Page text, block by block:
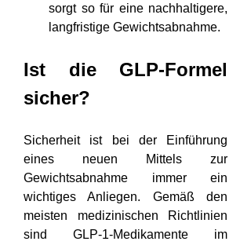
sorgt so für eine nachhaltigere,
langfristige Gewichtsabnahme.
Ist die GLP-Formel
sicher?
Sicherheit ist bei der Einführung
eines neuen Mittels zur
Gewichtsabnahme immer ein
wichtiges Anliegen. Gemäß den
meisten medizinischen Richtlinien
sind GLP-1-Medikamente im